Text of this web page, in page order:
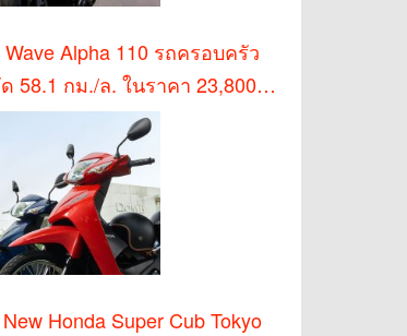
Wave Alpha 110 รถครอบครัว
58.1 กม./ล. ในราคา 23,800
Honda Super Cub Tokyo